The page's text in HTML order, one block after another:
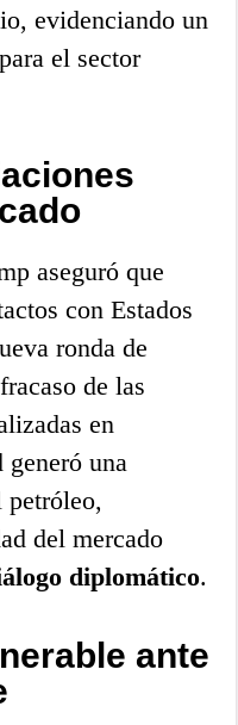
evidenciando un
el sector
aseguró que
con Estados
ronda de
de las
en
una
petróleo,
del mercado
diplomático.
ante